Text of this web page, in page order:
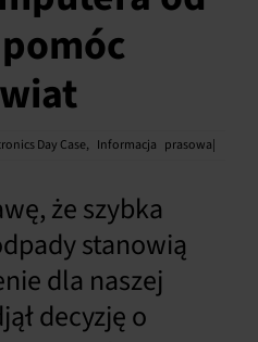
Polski
Day Case, Informacja prasowa|
że szybka
stanowią
dla naszej
decyzję o